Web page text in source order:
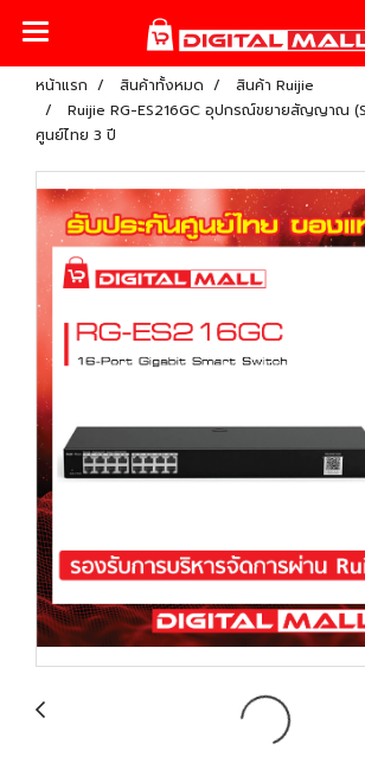
หน้าแรก สินค้าทั้งหมด
สินค้า Ruijie
Ruijie RG-ES216GC อุปกรณ์ขยายสัญญาณ
ศูนย์ไทย 3 ปี